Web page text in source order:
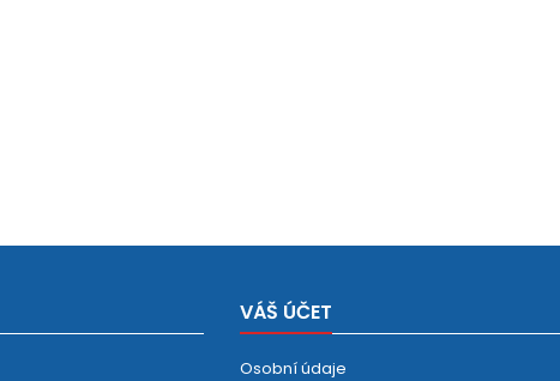
VÁŠ ÚČET
Osobní údaje